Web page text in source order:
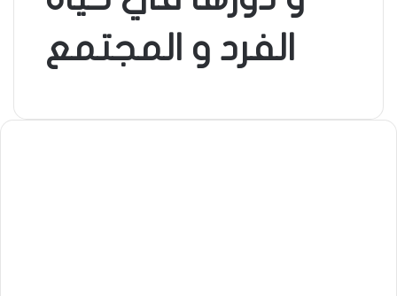
الفرد و المجتمع